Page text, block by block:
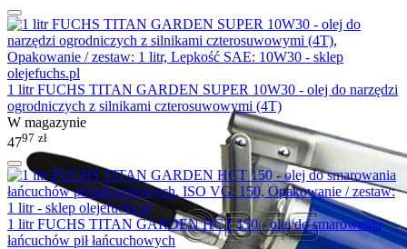
1 litr FUCHS TITAN GARDEN SUPER 10W30 - olej do narzędzi
ogrodniczych z silnikami czterosuwowymi (4T)
W magazynie
4797 zł
1 litr FUCHS TITAN GARDEN HCT 150 - olej do smarowania
łańcuchów pił łańcuchowych